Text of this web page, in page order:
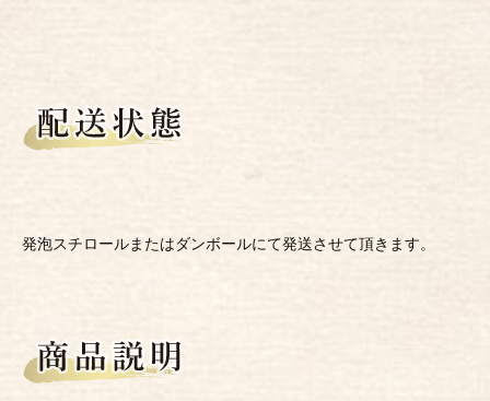
発泡スチロールまたはダンボールにて発送させて頂きます。